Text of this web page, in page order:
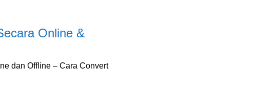
Online &
dan Offline – Cara Convert